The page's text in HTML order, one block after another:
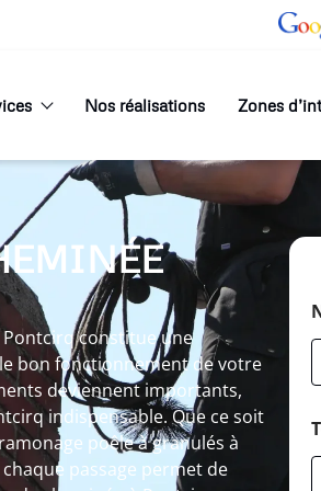
Nos réalisations Zones
Pontcirq constitue une
bon fonctionnement de votre
deviennent importants,
indispensable. Que ce soit
poêle à granulés à
passage permet de